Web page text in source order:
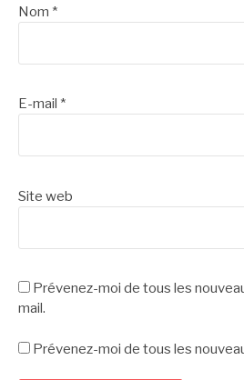
Nom *
E-mail *
Site web
Prévenez-moi de tous les
mail.
Prévenez-moi de tous les